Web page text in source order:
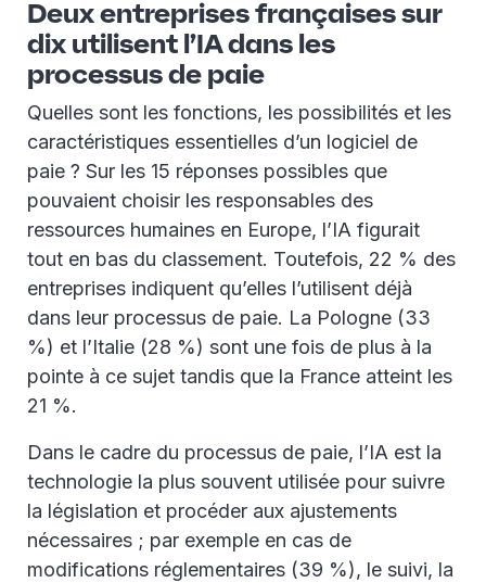
Deux entreprises françaises sur
dix utilisent l’IA dans les
processus de paie
Quelles sont les fonctions, les possibilités et les
caractéristiques essentielles d’un logiciel de
paie ? Sur les 15 réponses possibles que
pouvaient choisir les responsables des
ressources humaines en Europe, l’IA figurait
tout en bas du classement. Toutefois, 22 % des
entreprises indiquent qu’elles l’utilisent déjà
dans leur processus de paie. La Pologne (33
%) et l’Italie (28 %) sont une fois de plus à la
pointe à ce sujet tandis que la France atteint les
21 %.
Dans le cadre du processus de paie, l’IA est la
technologie la plus souvent utilisée pour suivre
la législation et procéder aux ajustements
nécessaires ; par exemple en cas de
modifications réglementaires (39 %), le suivi, la